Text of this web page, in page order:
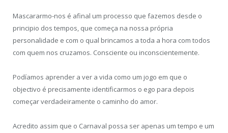
Mascararmo-nos é afinal um processo que fazemos desde o
principio dos tempos, que começa na nossa própria
personalidade e com o qual brincamos a toda a hora com todos
com quem nos cruzamos. Consciente ou inconscientemente.
Podíamos aprender a ver a vida como um jogo em que o
objectivo é precisamente identificarmos o ego para depois
começar verdadeiramente o caminho do amor.
Acredito assim que o Carnaval possa ser apenas um tempo e um